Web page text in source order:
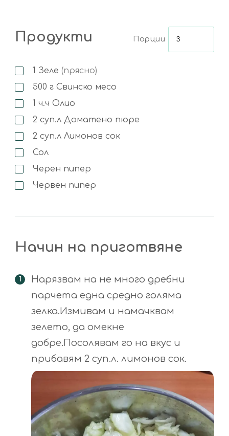
Продукти Порции
1 Зеле (прясно)
500 г Свинско месо
1 ч.ч Олио
2 суп.л Доматено пюре
2 суп.л Лимонов сок
Сол
Черен пипер
Червен пипер
Начин на приготвяне
Нарязвам на не много дребни
парчета една средно голяма
зелка.Измивам и намачквам
зелето, да омекне
добре.Посолявам го на вкус и
прибавям 2 суп.л. лимонов сок.